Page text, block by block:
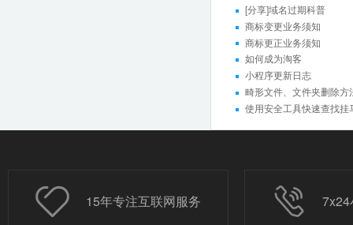
[分享]域名过期科普
商标变更业务须知
商标更正业务须知
如何成为淘客
小程序更新日志
畸形文件、文件夹删除
使用安全工具快速查找
15年专注互联网服务